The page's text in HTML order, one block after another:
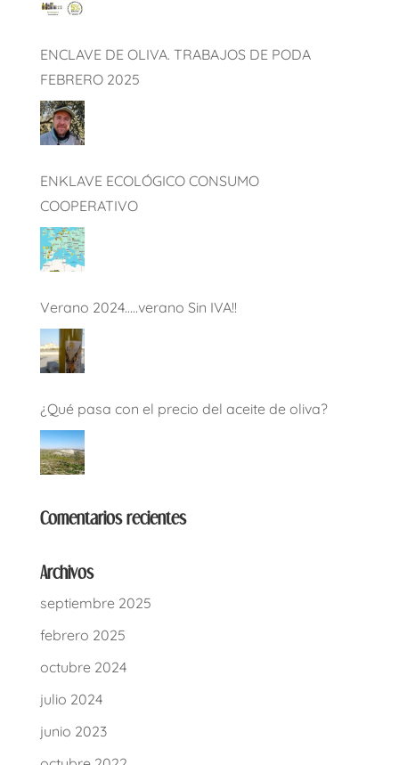
ENCLAVE DE OLIVA. TRABAJOS DE PODA
FEBRERO 2025
ENKLAVE ECOLÓGICO CONSUMO
COOPERATIVO
Verano 2024…..verano Sin IVA!!
¿Qué pasa con el precio del aceite de oliva?
Comentarios recientes
Archivos
septiembre 2025
febrero 2025
octubre 2024
julio 2024
junio 2023